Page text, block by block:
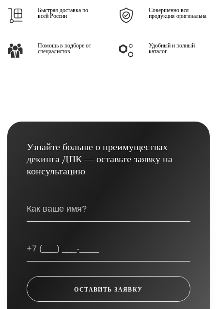
Быстрая доставка по
всей России
Совершенно вся
продукция оригинальна
Помощь в подборе от
специалистов
Удобный и полный
каталог
Узнайте больше о преимуществах
декинга ДПК — оставьте заявку на
консультацию
ОСТАВИТЬ ЗАЯВКУ